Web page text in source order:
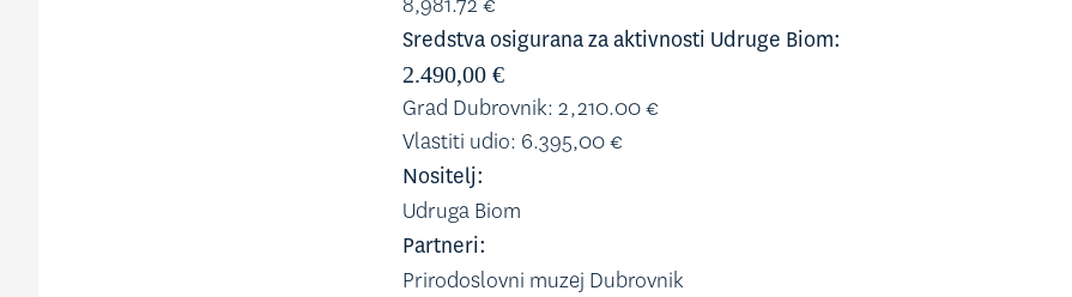
Sredstva osigurana za aktivnosti Udruge Biom:
2.490,00 €
Grad Dubrovnik: 2,210.00 €
Vlastiti udio: 6.395,00 €
Nositelj:
Udruga Biom
Partneri:
Prirodoslovni muzej Dubrovnik